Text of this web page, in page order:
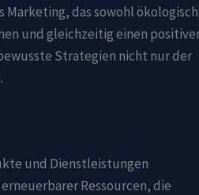
das sowohl ökologisch
und gleichzeitig einen
Strategien nicht nur der
und Dienstleistungen
Ressourcen, die